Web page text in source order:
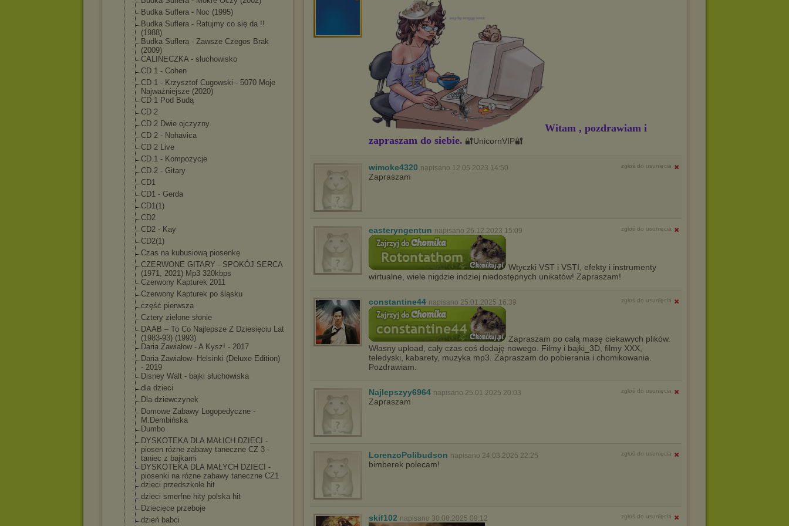
Budka Suflera - Noc (1995)
Budka Suflera - Ratujmy co się da !!
(1988)
Budka Suflera - Zawsze Czegos Brak
(2009)
CALINECZKA - słuchowisko
CD 1 - Cohen
CD 1 - Krzysztof Cugowski - 5070 Moje
Najważniejsze (2020)
CD 1 Pod Budą
CD 2
CD 2 Dwie ojczyzny
CD 2 - Nohavica
CD 2 Live
CD.1 - Kompozycje
CD.2 - Gitary
CD1
CD1 - Gerda
CD1(1)
CD2
CD2 - Kay
CD2(1)
Czas na kubusiową piosenkę
CZERWONE GITARY - SPOKÓJ SERCA
(1971, 2021) Mp3 320kbps
Czerwony Kapturek 2011
Czerwony Kapturek po śląsku
część pierwsza
Cztery zielone słonie
DAAB – To Co Najlepsze Z Dziesięciu Lat
(1983-93) (1993)
Daria Zawiałow - A Kysz! - 2017
Daria Zawiałow- Helsinki (Deluxe Edition)
- 2019
Disney Walt - bajki słuchowiska
dla dzieci
Dla dziewczynek
Domowe Zabawy Logopedyczne -
M.Dembińska
Dumbo
DYSKOTEKA DLA MAŁICH DZIECI -
piosen rózne zabawy taneczne CZ 3 -
taniec z bajkami
DYSKOTEKA DLA MAŁYCH DZIECI -
piosenki na rózne zabawy taneczne CZ1
dzieci przedszkole hit
dzieci smerfne hity polska hit
Dziecięce przeboje
dzień babci
Witam , pozdrawiam i
zapraszam do siebie. 🔐UnicornVIP🔐
wimoke4320 napisano 12.05.2023 14:50 zgłoś do usunięcia
Zapraszam
easteryngentun napisano 26.12.2023 15:09 zgłoś do usunięcia
Wtyczki VST i VSTI, efekty i instrumenty
wirtualne, wiele nigdzie indziej niedostępnych unikatów! Zapraszam!
constantine44 napisano 25.01.2025 16:39 zgłoś do usunięcia
Zapraszam po całą masę ciekawych plików.
Własny upload, cały czas coś dodaję nowego. Filmy i bajki_3D, filmy XXX,
teledyski, kabarety, muzyka mp3. Zapraszam do pobierania i chomikowania.
Pozdrawiam.
Najlepszyy6964 napisano 25.01.2025 20:03 zgłoś do usunięcia
Zapraszam
LorenzoPolibudson napisano 24.03.2025 22:25 zgłoś do usunięcia
bimberek polecam!
skif102 napisano 30.08.2025 09:12 zgłoś do usunięcia